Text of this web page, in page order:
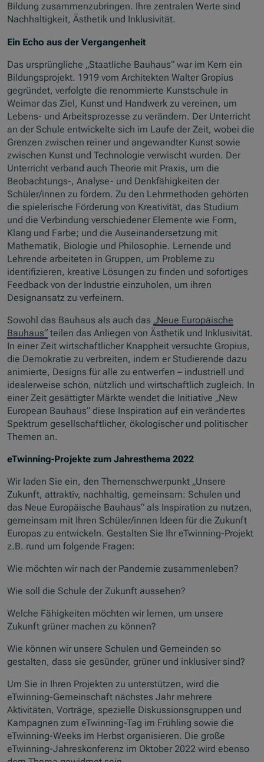
Bildung zusammenzubringen. Ihre zentralen Werte sind
Nachhaltigkeit, Ästhetik und Inklusivität.
Ein Echo aus der Vergangenheit
Das ursprüngliche „Staatliche Bauhaus“ war im Kern ein
Bildungsprojekt. 1919 vom Architekten Walter Gropius
gegründet, verfolgte die renommierte Kunstschule in
Weimar das Ziel, Kunst und Handwerk zu vereinen, um
Lebens- und Arbeitsprozesse zu verändern. Der Unterricht
an der Schule entwickelte sich im Laufe der Zeit, wobei die
Grenzen zwischen reiner und angewandter Kunst sowie
zwischen Kunst und Technologie verwischt wurden. Der
Unterricht verband auch Theorie mit Praxis, um die
Beobachtungs-, Analyse- und Denkfähigkeiten der
Schüler/innen zu fördern. Zu den Lehrmethoden gehörten
die spielerische Förderung von Kreativität, das Studium
und die Verbindung verschiedener Elemente wie Form,
Klang und Farbe; und die Auseinandersetzung mit
Mathematik, Biologie und Philosophie. Lernende und
Lehrende arbeiteten in Gruppen, um Probleme zu
identifizieren, kreative Lösungen zu finden und sofortiges
Feedback von der Industrie einzuholen, um ihren
Designansatz zu verfeinern.
Sowohl das Bauhaus als auch das „Neue Europäische
Bauhaus“ teilen das Anliegen von Ästhetik und Inklusivität.
In einer Zeit wirtschaftlicher Knappheit versuchte Gropius,
die Demokratie zu verbreiten, indem er Studierende dazu
animierte, Designs für alle zu entwerfen – industriell und
idealerweise schön, nützlich und wirtschaftlich zugleich. In
einer Zeit gesättigter Märkte wendet die Initiative „New
European Bauhaus“ diese Inspiration auf ein verändertes
Spektrum gesellschaftlicher, ökologischer und politischer
Themen an.
eTwinning-Projekte zum Jahresthema 2022
Wir laden Sie ein, den Themenschwerpunkt „Unsere
Zukunft, attraktiv, nachhaltig, gemeinsam: Schulen und
das Neue Europäische Bauhaus“ als Inspiration zu nutzen,
gemeinsam mit Ihren Schüler/innen Ideen für die Zukunft
Europas zu entwickeln. Gestalten Sie Ihr eTwinning-Projekt
z.B. rund um folgende Fragen:
Wie möchten wir nach der Pandemie zusammenleben?
Wie soll die Schule der Zukunft aussehen?
Welche Fähigkeiten möchten wir lernen, um unsere
Zukunft grüner machen zu können?
Wie können wir unsere Schulen und Gemeinden so
gestalten, dass sie gesünder, grüner und inklusiver sind?
Um Sie in Ihren Projekten zu unterstützen, wird die
eTwinning-Gemeinschaft nächstes Jahr mehrere
Aktivitäten, Vorträge, spezielle Diskussionsgruppen und
Kampagnen zum eTwinning-Tag im Frühling sowie die
eTwinning-Weeks im Herbst organisieren. Die große
eTwinning-Jahreskonferenz im Oktober 2022 wird ebenso